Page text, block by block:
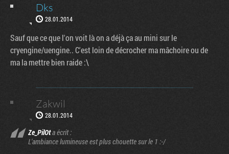
Dks
28.01.2014
Sauf que ce que l'on voit là on a déjà ça au mini sur le
cryengine/uengine.. C'est loin de décrocher ma mâchoire ou de
ma la mettre bien raide :\
Zakwil
28.01.2014
Ze_PilOta écrit :
L'ambiance lumineuse est plus chouette sur le 1 :-/